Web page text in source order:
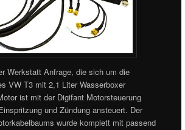
Werkstatt Anfrage, die sich um die
VW T3 mit 2,1 Liter Wasserboxer
ist mit der Digifant Motorsteuerung
und Zündung ansteuert. Der
wurde komplett mit passend